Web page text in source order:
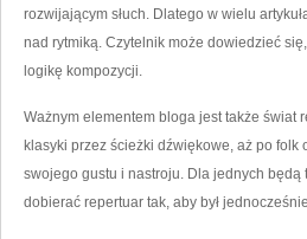
rozwijającym słuch. Dlatego w wielu
nad rytmiką. Czytelnik może dowiedzieć
logikę kompozycji.
Ważnym elementem bloga jest także świat
klasyki przez ścieżki dźwiękowe, aż po
swojego gustu i nastroju. Dla jednych
dobierać repertuar tak, aby był